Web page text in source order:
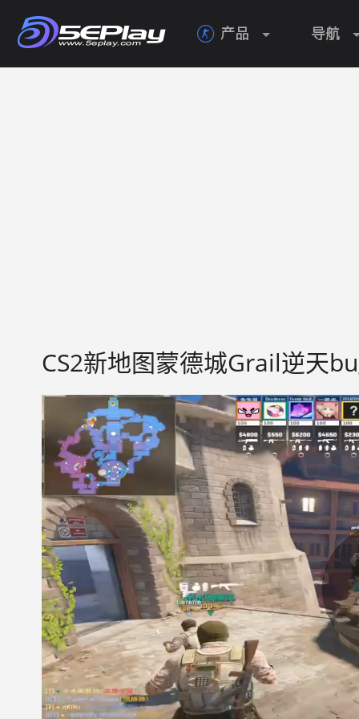
 产品 导航
CS2新地图蒙德城Grail逆天